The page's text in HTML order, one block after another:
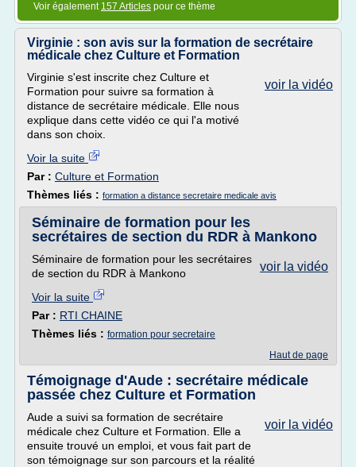
Voir également 157 Articles pour ce thème
Virginie : son avis sur la formation de secrétaire
médicale chez Culture et Formation
voir la vidéo
Virginie s'est inscrite chez Culture et
Formation pour suivre sa formation à
distance de secrétaire médicale. Elle nous
explique dans cette vidéo ce qui l'a motivé
dans son choix.
Voir la suite
Par : Culture et Formation
Thèmes liés : formation a distance secretaire medicale avis
Séminaire de formation pour les
secrétaires de section du RDR à Mankono
voir la vidéo
Séminaire de formation pour les secrétaires
de section du RDR à Mankono
Voir la suite
Par : RTI CHAINE
Thèmes liés : formation pour secretaire
Haut de page
Témoignage d'Aude : secrétaire médicale
passée chez Culture et Formation
voir la vidéo
Aude a suivi sa formation de secrétaire
médicale chez Culture et Formation. Elle a
ensuite trouvé un emploi, et vous fait part de
son témoignage sur son parcours et la réalité